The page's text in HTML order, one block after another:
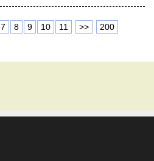
7 8 9 10 11 >> 200